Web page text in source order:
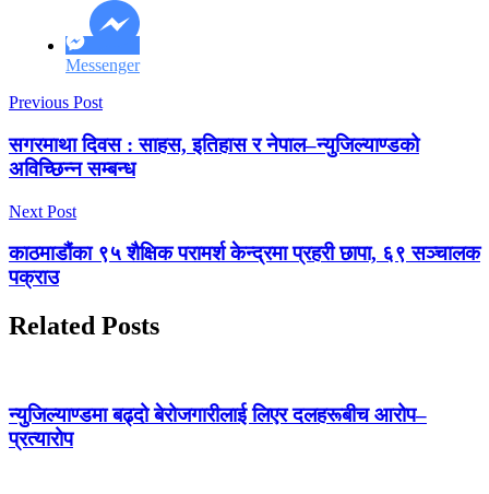
Messenger
Previous Post
सगरमाथा दिवस : साहस, इतिहास र नेपाल–न्युजिल्याण्डको
अविच्छिन्न सम्बन्ध
Next Post
काठमाडौंका ९५ शैक्षिक परामर्श केन्द्रमा प्रहरी छापा, ६९ सञ्चालक
पक्राउ
Related Posts
न्युजिल्याण्डमा बढ्दो बेरोजगारीलाई लिएर दलहरूबीच आरोप–
प्रत्यारोप